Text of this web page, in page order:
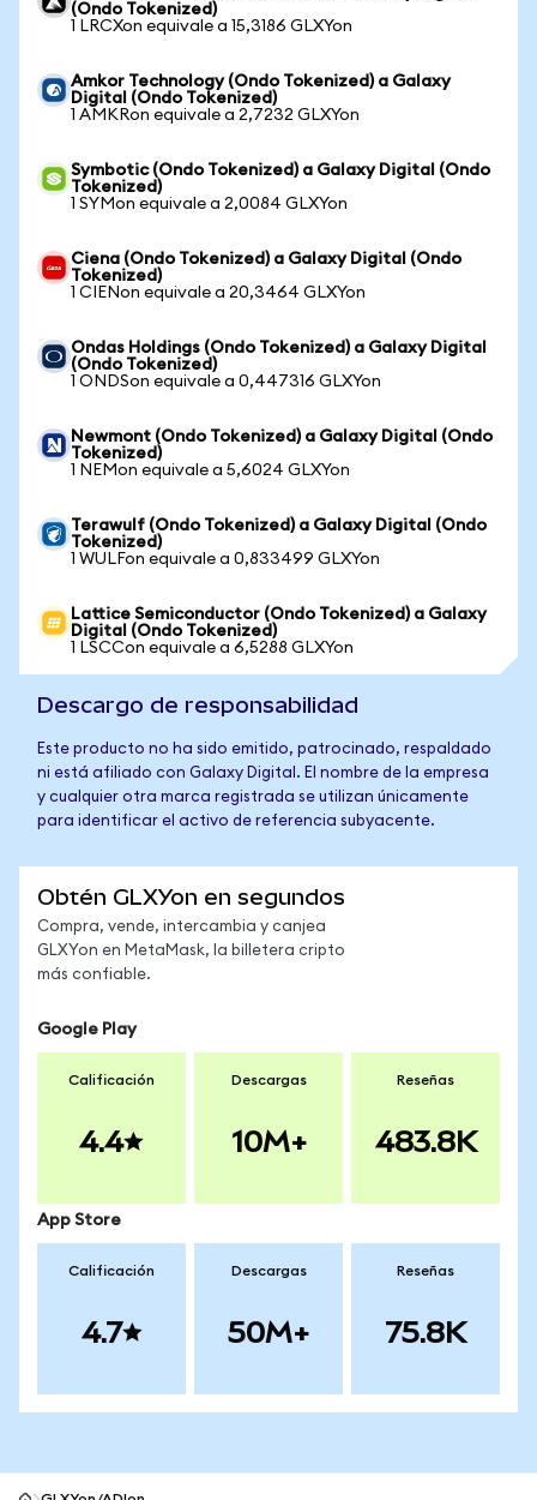
(Ondo Tokenized)
1 LRCXon equivale a 15,3186 GLXYon
Amkor Technology (Ondo Tokenized) a Galaxy
Digital (Ondo Tokenized)
1 AMKRon equivale a 2,7232 GLXYon
Symbotic (Ondo Tokenized) a Galaxy Digital (Ondo
Tokenized)
1 SYMon equivale a 2,0084 GLXYon
Ciena (Ondo Tokenized) a Galaxy Digital (Ondo
Tokenized)
1 CIENon equivale a 20,3464 GLXYon
Ondas Holdings (Ondo Tokenized) a Galaxy Digital
(Ondo Tokenized)
1 ONDSon equivale a 0,447316 GLXYon
Newmont (Ondo Tokenized) a Galaxy Digital (Ondo
Tokenized)
1 NEMon equivale a 5,6024 GLXYon
Terawulf (Ondo Tokenized) a Galaxy Digital (Ondo
Tokenized)
1 WULFon equivale a 0,833499 GLXYon
Lattice Semiconductor (Ondo Tokenized) a Galaxy
Digital (Ondo Tokenized)
1 LSCCon equivale a 6,5288 GLXYon
Descargo de responsabilidad
Este producto no ha sido emitido, patrocinado, respaldado
ni está afiliado con Galaxy Digital. El nombre de la empresa
y cualquier otra marca registrada se utilizan únicamente
para identificar el activo de referencia subyacente.
Obtén GLXYon en segundos
Compra, vende, intercambia y canjea
GLXYon en MetaMask, la billetera cripto
más confiable.
Google Play
Calificación
4.4
Descargas
10M+
Reseñas
483.8K
App Store
Calificación
4.7
Descargas
50M+
Reseñas
75.8K